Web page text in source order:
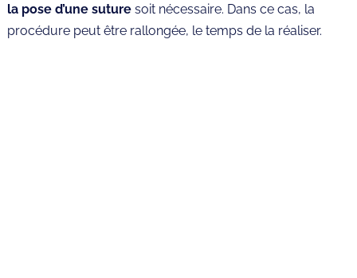
la pose d’une suturesoit nécessaire. Dans ce cas, la
procédure peut être rallongée, le temps de la réaliser.